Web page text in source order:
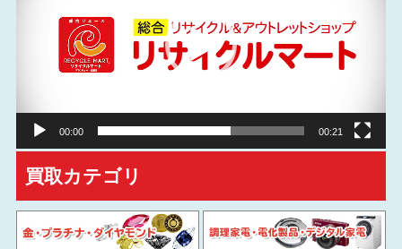
00:00 00:21
買取カテゴリ